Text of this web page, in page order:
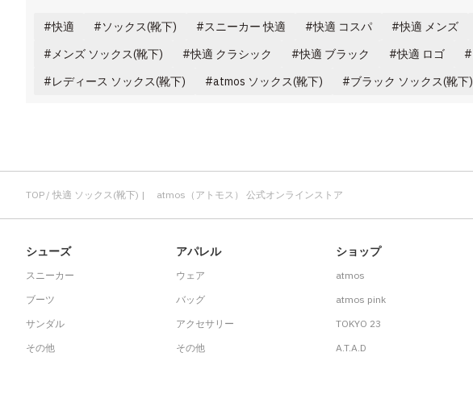
快適 ソックス(靴下) スニーカー 快適 快適 コスパ 快適 メンズ
メンズ ソックス(靴下)
快適 クラシック 快適 ブラック 快適 ロゴ
レディース ソックス(靴下)
atmos ソックス(靴下) ブラック ソックス(靴下)
TOP 快適 ソックス(靴下) | atmos（アトモス） 公式オンラインストア
シューズ
スニーカー
ブーツ
サンダル
その他
アパレル
ウェア
バッグ
アクセサリー
その他
ショップ
atmos
atmos pink
TOKYO 23
A.T.A.D